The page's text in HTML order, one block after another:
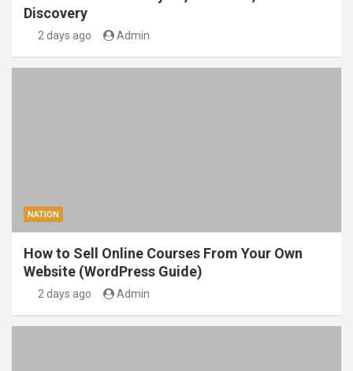
Discovery
2 days ago Admin
NATION
How to Sell Online Courses From Your Own
Website (WordPress Guide)
2 days ago Admin